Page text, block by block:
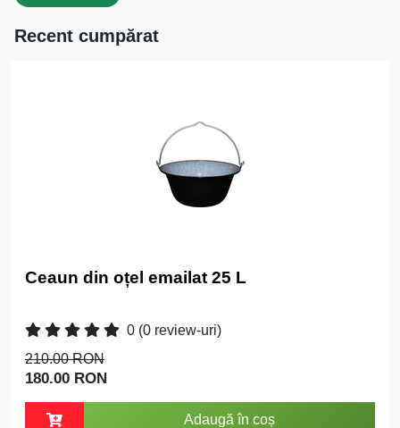
Recent cumpărat
Ceaun din oțel emailat 25 L
0 (0 review-uri)
210.00 RON
180.00 RON
Adaugă în coș